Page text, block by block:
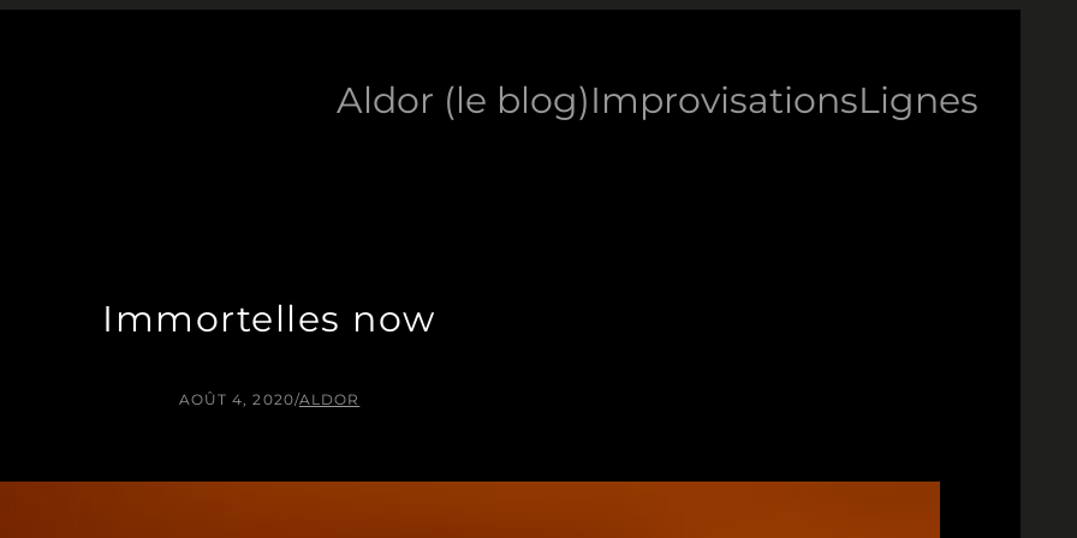
Aldor (le blog)ImprovisationsLignes
Immortelles now
AOÛT 4, 2020/ALDOR